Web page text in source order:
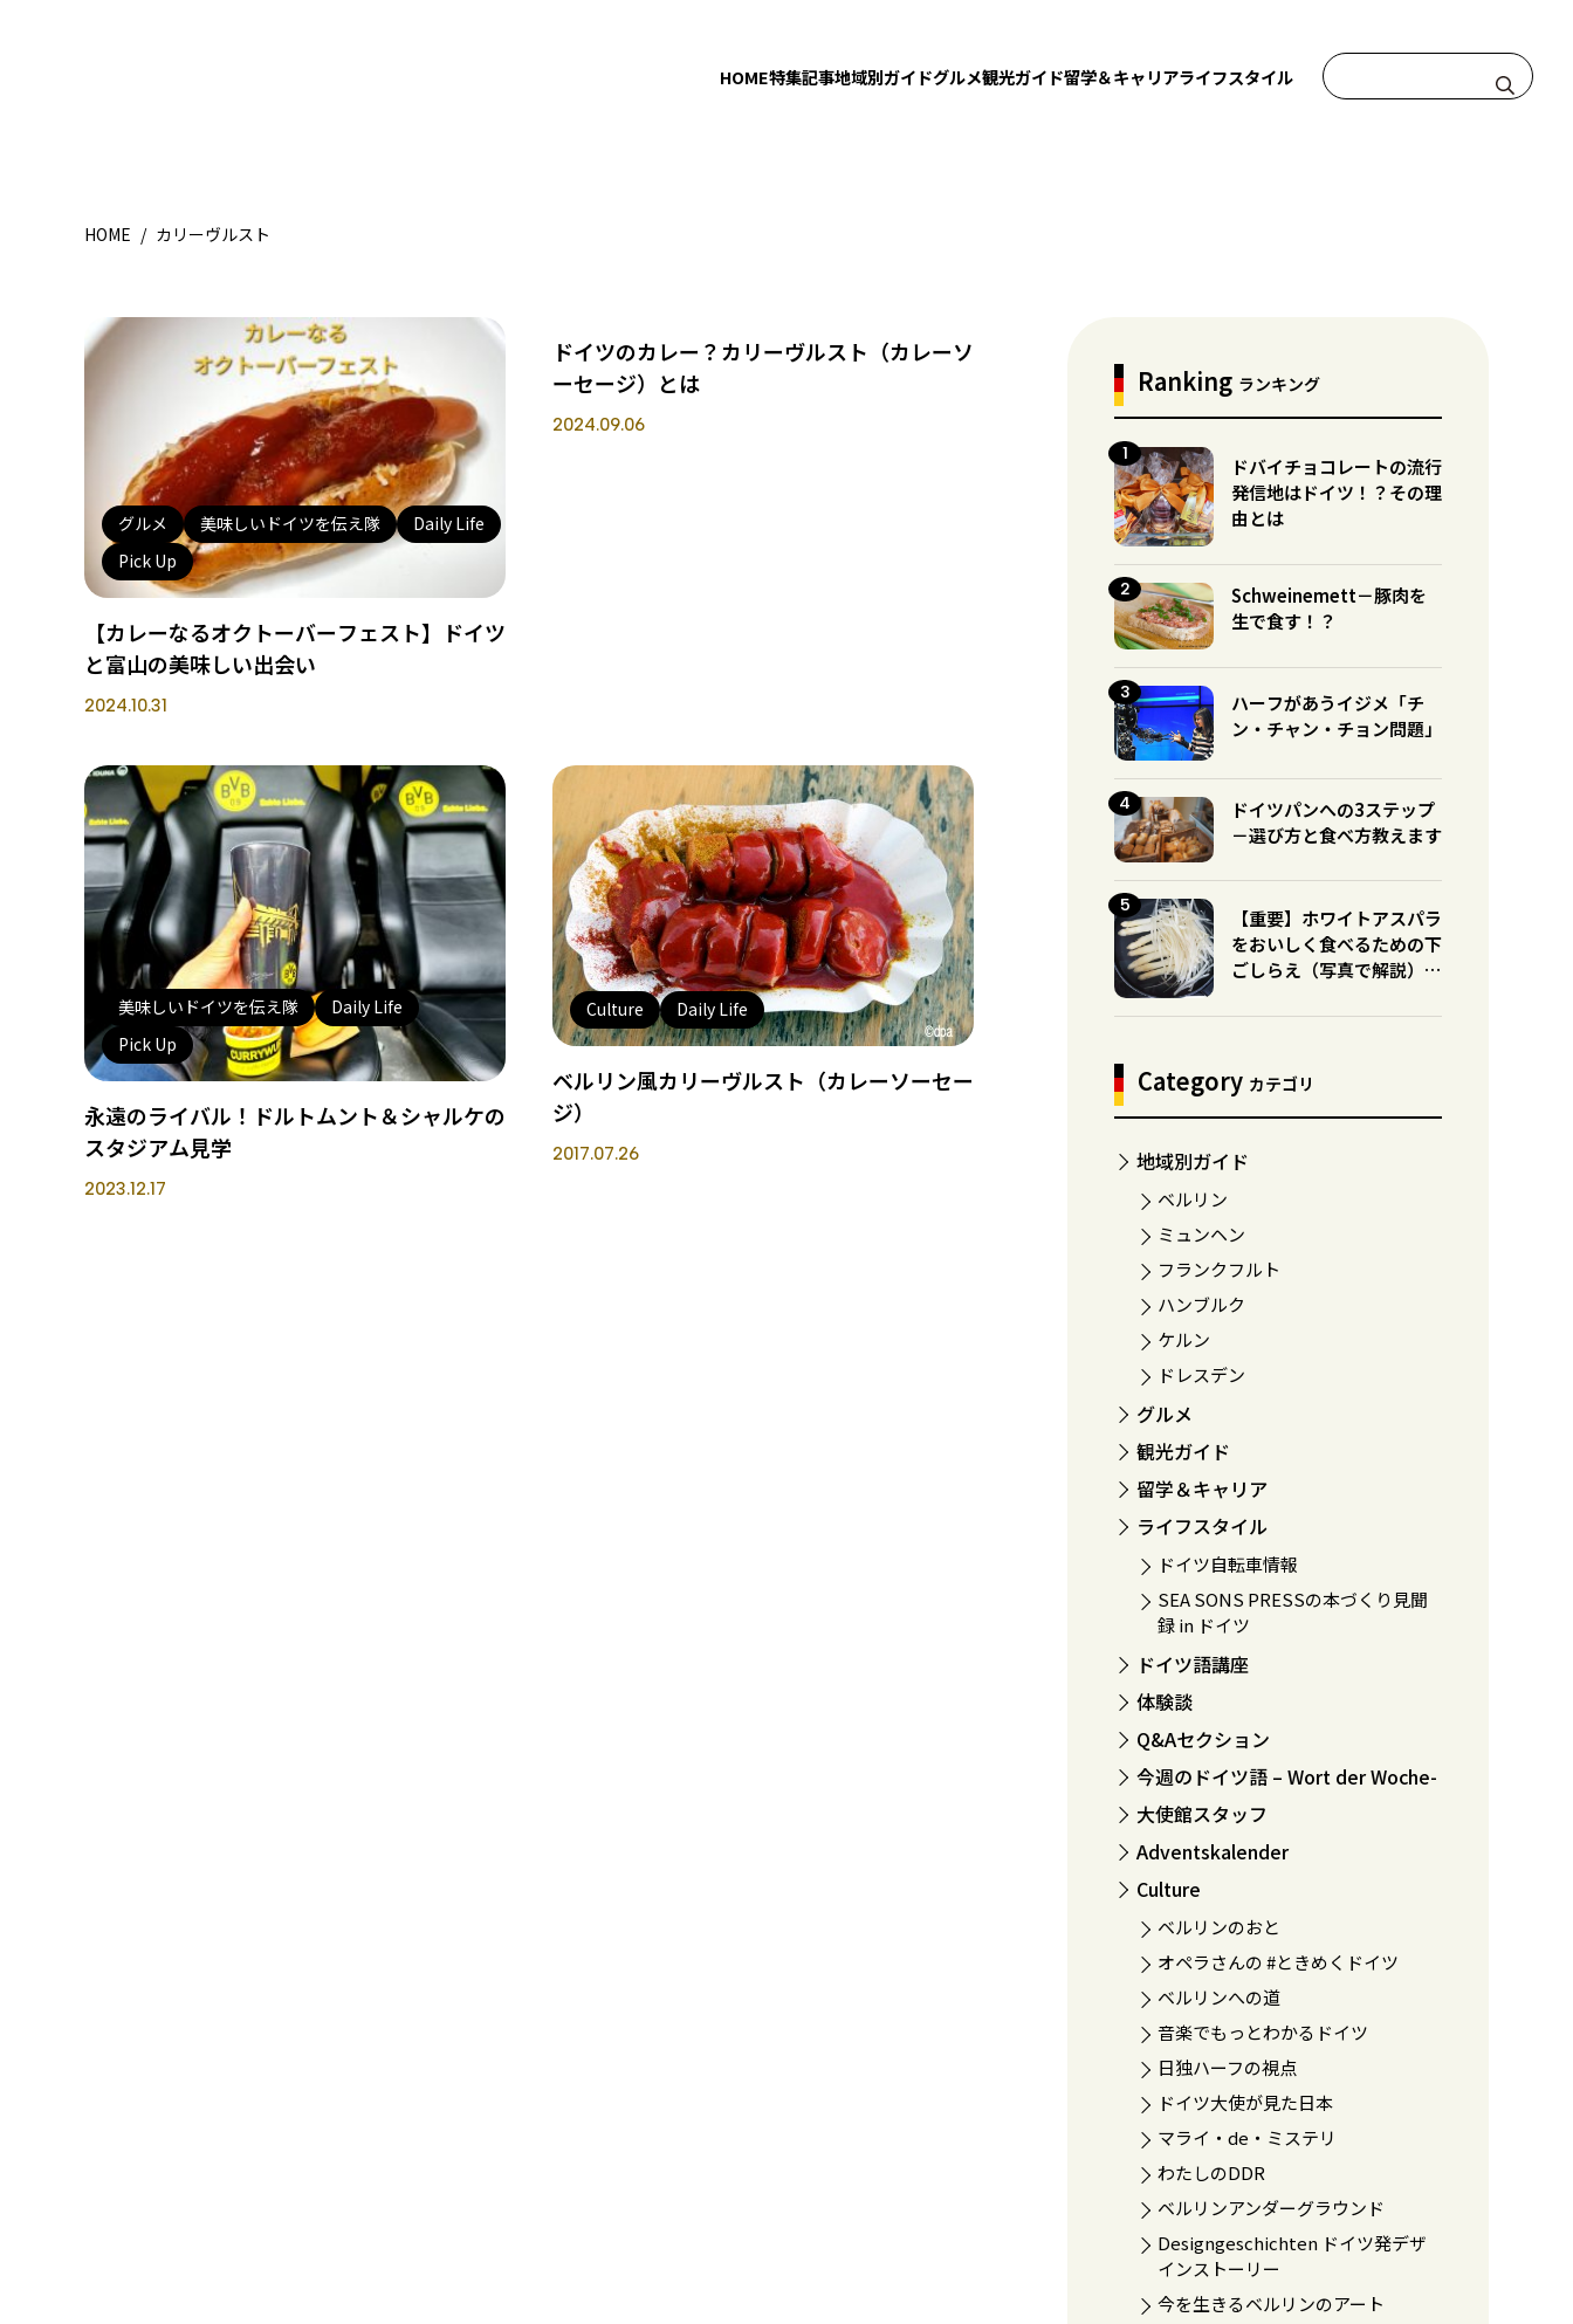
HOME特集記事地域別ガイドグルメ観光ガイド留学＆キャリアライフスタイル
HOME / カリーヴルスト
グルメ 美味しいドイツを伝え隊
Daily Life
Pick Up
【カレーなるオクトーバーフェスト】ドイツ
と富山の美味しい出会い
2024.10.31
ドイツのカレー？カリーヴルスト（カレーソ
ーセージ）とは
2024.09.06
美味しいドイツを伝え隊
Daily Life
Pick Up
永遠のライバル！ドルトムント＆シャルケの
スタジアム見学
2023.12.17
Culture Daily Life
ベルリン風カリーヴルスト（カレーソーセー
ジ）
2017.07.26
Ranking ランキング
ドバイチョコレートの流行
発信地はドイツ！？その理
由とは
Schweinemett－豚肉を
生で食す！？
ハーフがあうイジメ「チ
ン・チャン・チョン問題」
ドイツパンへの3ステップ
－選び方と食べ方教えます
【重要】ホワイトアスパラ
をおいしく食べるための下
ごしらえ（写真で解説）※
Category カテゴリ
地域別ガイド
ベルリン
ミュンヘン
フランクフルト
ハンブルク
ケルン
ドレスデン
グルメ
観光ガイド
留学＆キャリア
ライフスタイル
ドイツ自転車情報
SEA SONS PRESSの本づくり見聞
録 in ドイツ
ドイツ語講座
体験談
Q&Aセクション
今週のドイツ語 – Wort der Woche-
大使館スタッフ
Adventskalender
Culture
ベルリンのおと
オペラさんの #ときめくドイツ
ベルリンへの道
音楽でもっとわかるドイツ
日独ハーフの視点
ドイツ大使が見た日本
マライ・de・ミステリ
わたしのDDR
ベルリンアンダーグラウンド
Designgeschichten ドイツ発デザ
インストーリー
今を生きるベルリンのアート